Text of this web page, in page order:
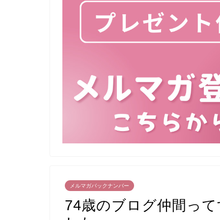
メルマガバックナンバー
74歳のブログ仲間っ